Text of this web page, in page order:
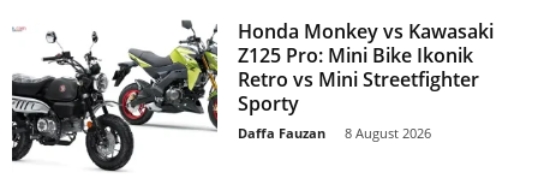
Honda Monkey vs Kawasaki
Z125 Pro: Mini Bike Ikonik
Retro vs Mini Streetfighter
Sporty
Daffa Fauzan 8 August 2026